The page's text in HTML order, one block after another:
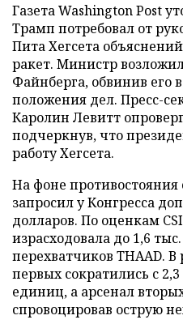
Газета Washington Post
Трамп потребовал от
Пита Хегсета
ракет. Министр
Файнберга, обвинив его
положения дел. Пресс-
Каролин Левитт
подчеркнув, что
работу Хегсета.
На фоне
запросил у Конгресса
долларов. По оценкам
израсходовала до 1,6
перехватчиков THAAD. В
первых сократились с
единиц, а арсенал
спровоцировав острую